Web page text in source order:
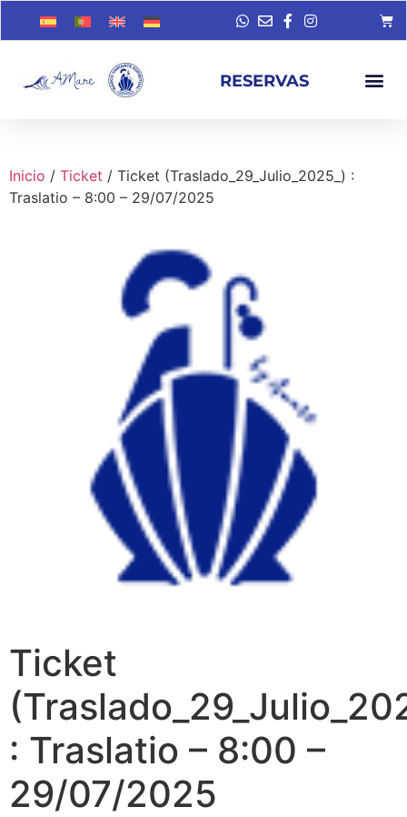
RESERVAS
Inicio / Ticket / Ticket (Traslado_29_Julio_2025_) :
Traslatio – 8:00 – 29/07/2025
Ticket
: Traslatio – 8:00 –
29/07/2025